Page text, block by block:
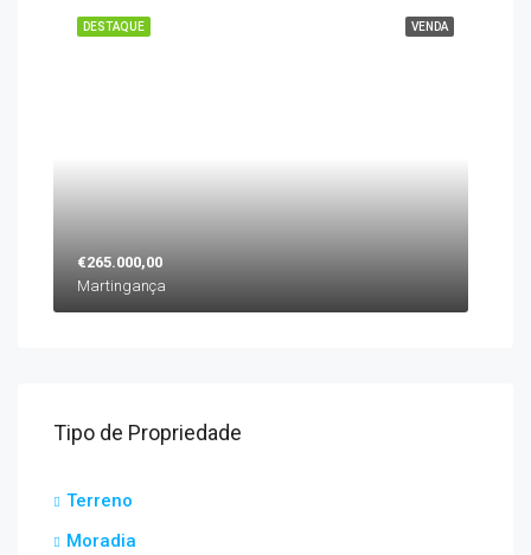
VENDA
DESTAQUE
€265.000,00
Martingança
Tipo de Propriedade
Terreno
Moradia